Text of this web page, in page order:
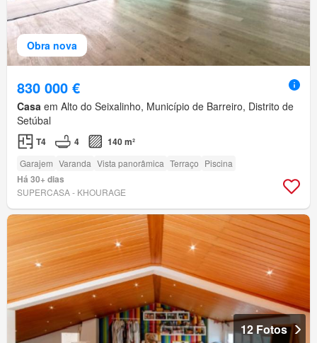
Obra nova
830 000 €
Casa em Alto do Seixalinho, Município de Barreiro, Distrito de
Setúbal
T4 4 140 m²
Garajem Varanda Vista panorâmica Terraço Piscina
Há 30+ dias
SUPERCASA - KHOURAGE
12 Fotos